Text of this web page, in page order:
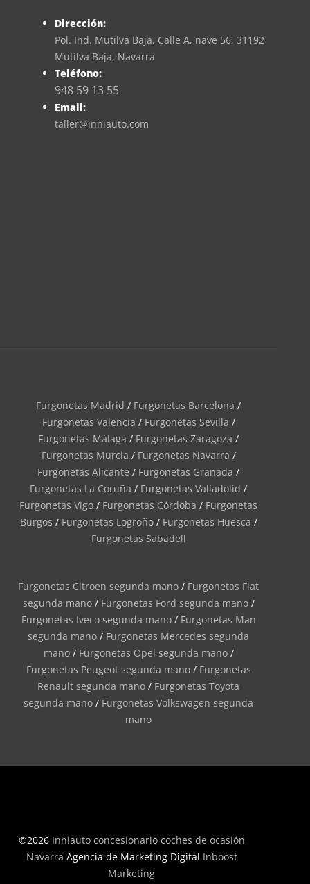
Dirección:
Pol. Ind. Mutilva Baja, Calle A, nave 56, 31192
Mutilva Baja, Navarra
Teléfono:
948 59 13 55
Email:
taller@inniauto.com
Furgonetas Madrid / Furgonetas Barcelona /
Furgonetas Valencia / Furgonetas Sevilla /
Furgonetas Málaga / Furgonetas Zaragoza /
Furgonetas Murcia / Furgonetas Navarra /
Furgonetas Alicante / Furgonetas Granada /
Furgonetas La Coruña / Furgonetas Valladolid /
Furgonetas Vigo / Furgonetas Córdoba / Furgonetas
Burgos / Furgonetas Logroño/ Furgonetas Huesca /
Furgonetas Sabadell
Furgonetas Citroen segunda mano / Furgonetas Fiat
segunda mano/ Furgonetas Ford segunda mano/
Furgonetas Iveco segunda mano/ Furgonetas Man
segunda mano / Furgonetas Mercedes segunda
mano/ Furgonetas Opel segunda mano/
Furgonetas Peugeot segunda mano/ Furgonetas
Renault segunda mano / Furgonetas Toyota
segunda mano / Furgonetas Volkswagen segunda
mano
©2026 Inniauto concesionario coches de ocasión
Navarra Agencia de Marketing Digital Inboost
Marketing